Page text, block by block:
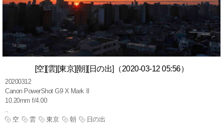
[空][雲][東京][朝][日の出]（2020-03-12 05:56）
20200312
Canon PowerShot G9 X Mark II
10.20mm f/4.00
空 雲 東京 朝 日の出